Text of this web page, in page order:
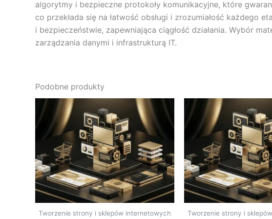
algorytmy i bezpieczne protokoły komunikacyjne, które
co przekłada się na łatwość obsługi i zrozumiałość
i bezpieczeństwie, zapewniająca ciągłość działania. Wybór
zarządzania danymi i infrastrukturą IT.
Podobne produkty
Tworzenie strony i sklepów internetowych
Tworzenie strony i